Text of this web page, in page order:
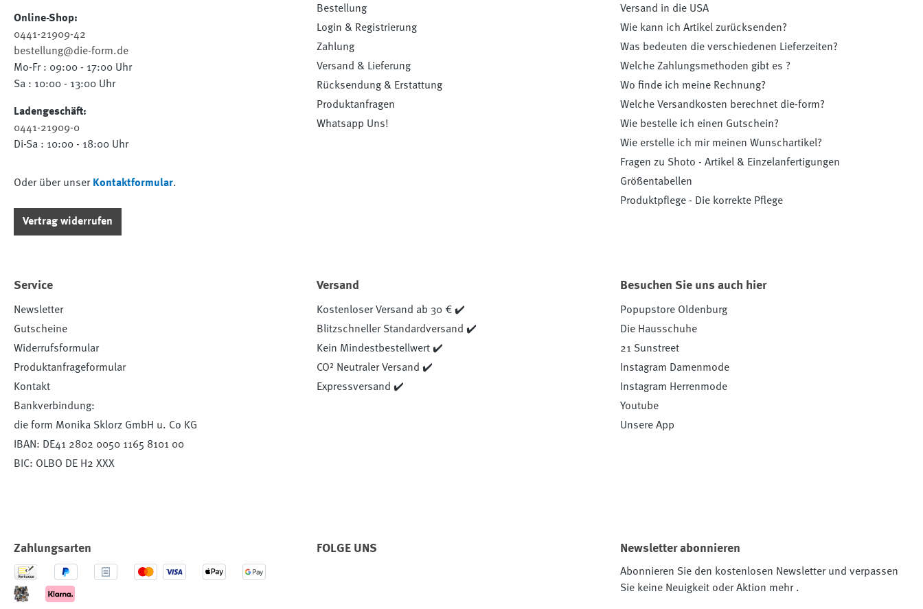
Online-Shop:
0441-21909-42
bestellung@die-form.de
Mo-Fr : 09:00 - 17:00 Uhr
Sa : 10:00 - 13:00 Uhr
Ladengeschäft:
0441-21909-0
Di-Sa : 10:00 - 18:00 Uhr
Oder über unser Kontaktformular.
Vertrag widerrufen
Bestellung
Login & Registrierung
Zahlung
Versand & Lieferung
Rücksendung & Erstattung
Produktanfragen
Whatsapp Uns!
Versand in die USA
Wie kann ich Artikel zurücksenden?
Was bedeuten die verschiedenen Lieferzeiten?
Welche Zahlungsmethoden gibt es ?
Wo finde ich meine Rechnung?
Welche Versandkosten berechnet die-form?
Wie bestelle ich einen Gutschein?
Wie erstelle ich mir meinen Wunschartikel?
Fragen zu Shoto - Artikel & Einzelanfertigungen
Größentabellen
Produktpflege - Die korrekte Pflege
Service
Newsletter
Gutscheine
Widerrufsformular
Produktanfrageformular
Kontakt
Bankverbindung:
die form Monika Sklorz GmbH u. Co KG
IBAN: DE41 2802 0050 1165 8101 00
BIC: OLBO DE H2 XXX
Versand
Kostenloser Versand ab 30 € ✔️
Blitzschneller Standardversand ✔️
Kein Mindestbestellwert ✔️
CO² Neutraler Versand ✔️
Expressversand ✔️
Besuchen Sie uns auch hier
Popupstore Oldenburg
Die Hausschuhe
21 Sunstreet
Instagram Damenmode
Instagram Herrenmode
Youtube
Unsere App
Zahlungsarten FOLGE UNS Newsletter abonnieren
Abonnieren Sie den kostenlosen Newsletter und verpassen
Sie keine Neuigkeit oder Aktion mehr .